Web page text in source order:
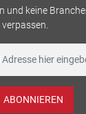
und keine
verpassen.
ABONNIEREN